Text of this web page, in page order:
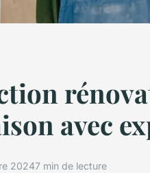
avec
20247 min de lecture